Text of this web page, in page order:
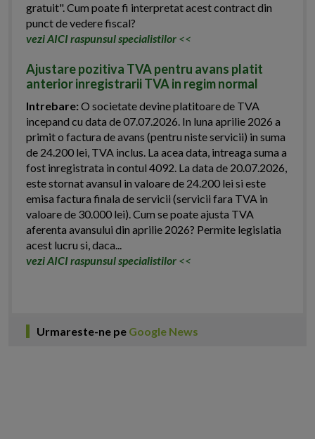
gratuit". Cum poate fi interpretat acest contract din
punct de vedere fiscal?
vezi AICI raspunsul specialistilor <<
Ajustare pozitiva TVA pentru avans platit
anterior inregistrarii TVA in regim normal
Intrebare:O societate devine platitoare de TVA
incepand cu data de 07.07.2026. In luna aprilie 2026 a
primit o factura de avans (pentru niste servicii) in suma
de 24.200 lei, TVA inclus. La acea data, intreaga suma a
fost inregistrata in contul 4092. La data de 20.07.2026,
este stornat avansul in valoare de 24.200 lei si este
emisa factura finala de servicii (servicii fara TVA in
valoare de 30.000 lei). Cum se poate ajusta TVA
aferenta avansului din aprilie 2026? Permite legislatia
acest lucru si, daca...
vezi AICI raspunsul specialistilor <<
Urmareste-ne pe Google News